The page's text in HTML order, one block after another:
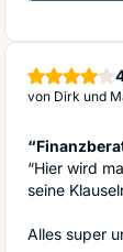
von Dirk und
“Hier wird
seine
Alles super